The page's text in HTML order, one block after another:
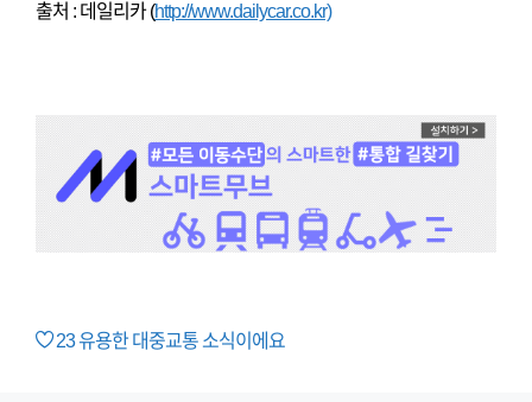
출처 : 데일리카 (http://www.dailycar.co.kr)
23유용한 대중교통 소식이에요